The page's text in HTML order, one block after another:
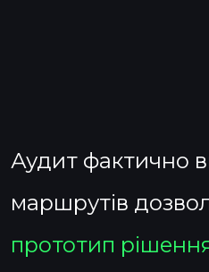
Аудит фактично
маршрутів
прототип